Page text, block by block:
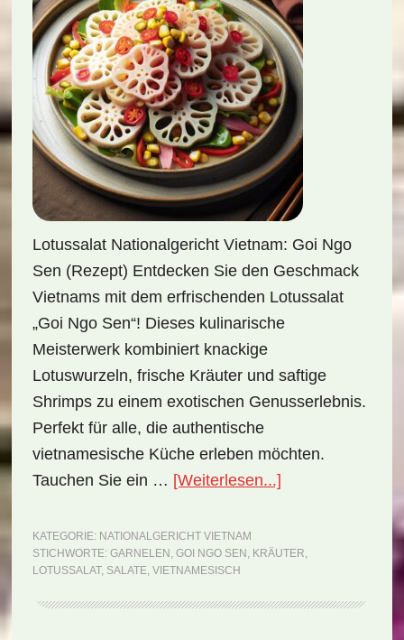
Lotussalat Nationalgericht Vietnam: Goi Ngo
Sen (Rezept) Entdecken Sie den Geschmack
Vietnams mit dem erfrischenden Lotussalat
„Goi Ngo Sen“! Dieses kulinarische
Meisterwerk kombiniert knackige
Lotuswurzeln, frische Kräuter und saftige
Shrimps zu einem exotischen Genusserlebnis.
Perfekt für alle, die authentische
vietnamesische Küche erleben möchten.
Tauchen Sie ein … [Weiterlesen...]
Ngo
(Rezept)
KATEGORIE: NATIONALGERICHT VIETNAM
STICHWORTE: GARNELEN , GOI NGO SEN , KRÄUTER,
LOTUSSALAT, SALATE, VIETNAMESISCH